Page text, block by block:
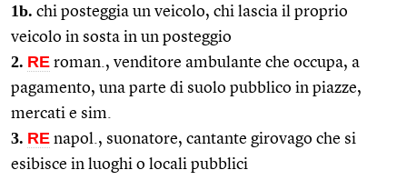
1b. chi posteggia un veicolo, chi lascia il proprio
veicolo in sosta in un posteggio
2. RE roman., venditore ambulante che occupa, a
pagamento, una parte di suolo pubblico in piazze,
mercati e sim.
3. RE napol., suonatore, cantante girovago che si
esibisce in luoghi o locali pubblici